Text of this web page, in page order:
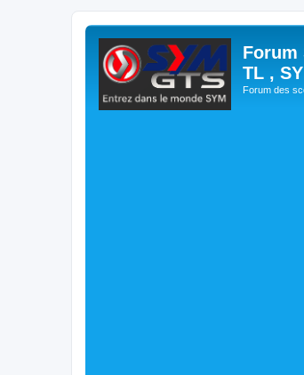
Forum
TL ,
Forum des